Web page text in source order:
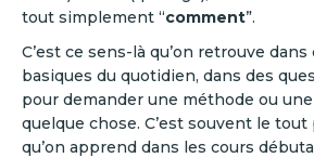
tout simplement “comment”.
C’est ce sens-là qu’on retrouve
basiques du quotidien, dans des
pour demander une méthode ou
quelque chose. C’est souvent le
qu’on apprend dans les cours